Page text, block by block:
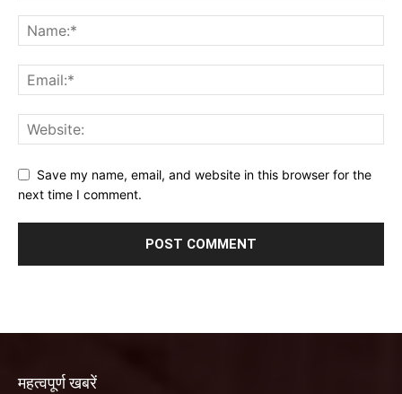
Save my name, email, and website in this browser for the
next time I comment.
महत्वपूर्ण खबरें